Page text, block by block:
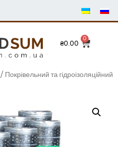
₴0.00
/ Покрівельний та гідроізоляційний